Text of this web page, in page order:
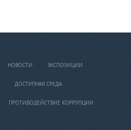
НОВОСТИ ЭКСПОЗИЦИИ
ДОСТУПНАЯ СРЕДА
ПРОТИВОДЕЙСТВИЕ КОРРУПЦИИ